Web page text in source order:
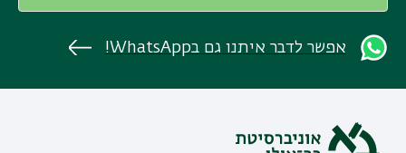
אפשר לדבר איתנו גם בWhatsApp!